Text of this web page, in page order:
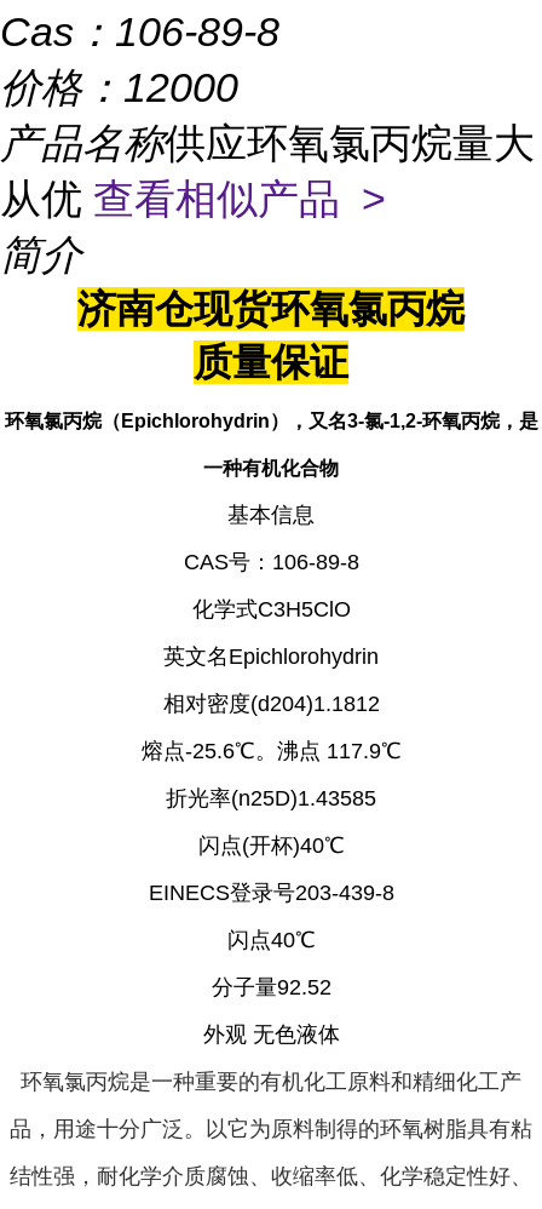
Cas： 106-89-8
价格： 12000
产品名称供应环氧氯丙烷量大
从优 查看相似产品 >
简介
济南仓现货环氧氯丙烷
质量保证
环氧氯丙烷（Epichlorohydrin），又名3-氯-1,2-环氧丙烷，是
一种有机化合物
基本信息
CAS号：106-89-8
化学式C3H5ClO
英文名Epichlorohydrin
相对密度(d204)1.1812
熔点-25.6℃。沸点 117.9℃
折光率(n25D)1.43585
闪点(开杯)40℃
EINECS登录号203-439-8
闪点40℃
分子量92.52
外观 无色液体
环氧氯丙烷是一种重要的有机化工原料和精细化工产
品，用途十分广泛。以它为原料制得的环氧树脂具有粘
结性强，耐化学介质腐蚀、收缩率低、化学稳定性好、